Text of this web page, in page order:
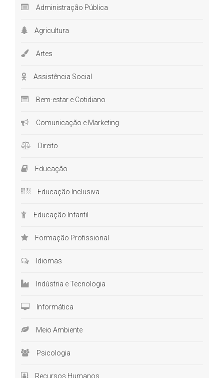
Administração Pública
Agricultura
Artes
Assistência Social
Bem-estar e Cotidiano
Comunicação e Marketing
Direito
Educação
Educação Inclusiva
Educação Infantil
Formação Profissional
Idiomas
Indústria e Tecnologia
Informática
Meio Ambiente
Psicologia
Recursos Humanos